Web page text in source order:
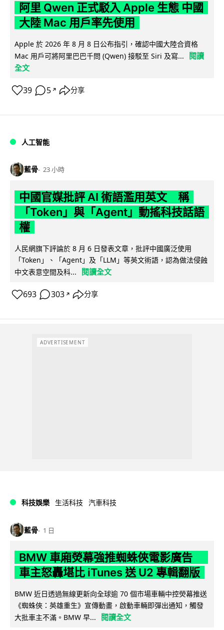
阿里 Qwen 正式駁入 Apple 生態 中國
大陸 Mac 用戶率先使用
Apple 於 2026 年 8 月 8 日公布指引，確認中國大陸合資格
Mac 用戶可將阿里巴巴千問 (Qwen) 接駁至 Siri 及寫...
閱讀
全文
39 5 ↗ 分享
人工智能
藍骨 23 小時
中國官媒批評 AI 術語濫用英文 稱
「Token」與「Agent」動搖科技話語
權
人民網旗下評論於 8 月 6 日發表文章，批評中國廣泛使用
「Token」、「Agent」及「LLM」等英文術語，認為做法侵蝕
中文表意空間及科...
閱讀全文
693 303 ↗ 分享
ADVERTISEMENT
科技娛樂 生活科技 汽車科技
藍骨 1 日
BMW 車廂熒幕強推蜘蛛俠電影廣告
車主怒轟堪比 iTunes 送 U2 專輯翻版
BMW 近日透過無線更新向全球逾 70 個市場車輛中控熒幕推送
《蜘蛛俠：英雄重生》宣傳動畫，啟動車輛即彈出通知，觸發
大批車主不滿。BMW 早...
閱讀全文